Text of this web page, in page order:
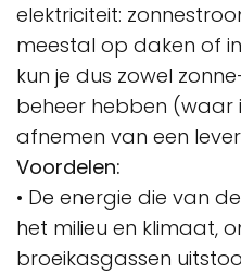
elektriciteit:
meestal op daken of
kun je dus zowel
beheer hebben (waar
afnemen van een
Voordelen:
• De energie die van
het milieu en klimaat,
broeikasgassen